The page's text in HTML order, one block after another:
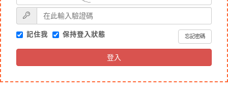
記住我 保持登入狀態 忘記密碼
登入